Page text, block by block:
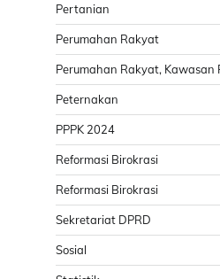
Pertanian
Perumahan Rakyat
Perumahan Rakyat,
Peternakan
PPPK 2024
Reformasi Birokrasi
Reformasi Birokrasi
Sekretariat DPRD
Sosial